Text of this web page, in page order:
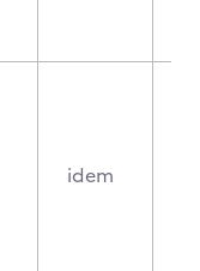
idem